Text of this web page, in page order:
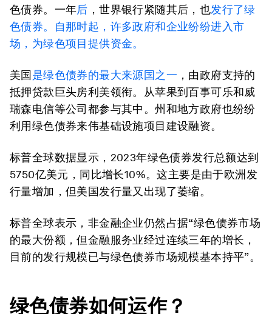
色债券。一年后 ，世界银行紧随其后，也发行了绿
色债券。自那时起，许多政府和企业纷纷进入市
场，为绿色项目提供资金。
美国 是绿色债券的最大来源国之一 ，由政府支持的
抵押贷款巨头房利美领衔。从苹果到百事可乐和威
瑞森电信等公司都参与其中。州和地方政府也纷纷
利用绿色债券来伟基础设施项目建设融资。
标普全球数据显示，2023年绿色债券发行总额达到
5750亿美元，同比增长10%。这主要是由于欧洲发
行量增加，但美国发行量又出现了萎缩。
标普全球表示，非金融企业仍然占据“绿色债券市场
的最大份额，但金融服务业经过连续三年的增长，
目前的发行规模已与绿色债券市场规模基本持平”。
绿色债券如何运作？